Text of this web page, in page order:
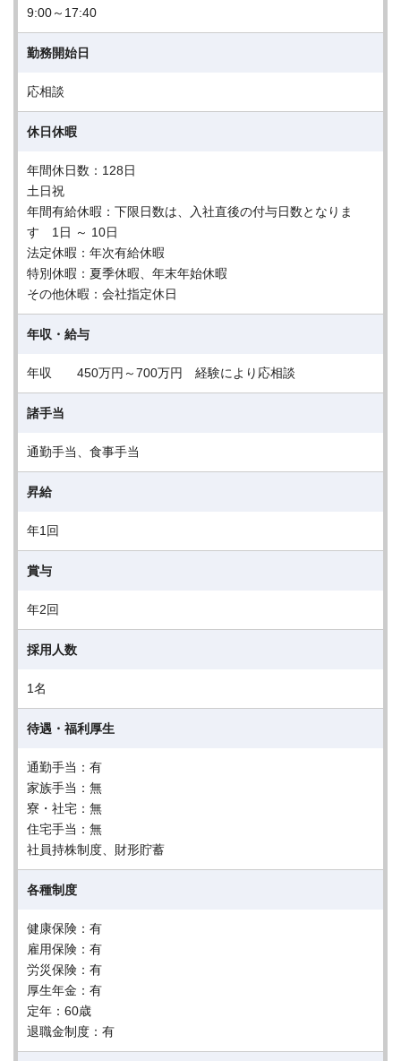
9:00～17:40
勤務開始日
応相談
休日休暇
年間休日数：128日
土日祝
年間有給休暇：下限日数は、入社直後の付与日数となりま
す 1日 ～ 10日
法定休暇：年次有給休暇
特別休暇：夏季休暇、年末年始休暇
その他休暇：会社指定休日
年収・給与
年収 450万円～700万円 経験により応相談
諸手当
通勤手当、食事手当
昇給
年1回
賞与
年2回
採用人数
1名
待遇・福利厚生
通勤手当：有
家族手当：無
寮・社宅：無
住宅手当：無
社員持株制度、財形貯蓄
各種制度
健康保険：有
雇用保険：有
労災保険：有
厚生年金：有
定年：60歳
退職金制度：有